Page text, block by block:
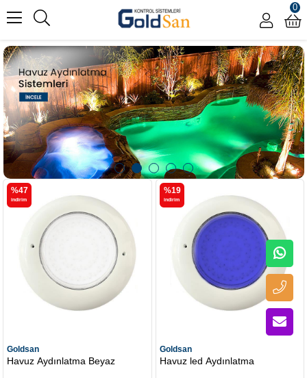
0
Goldsan
Havuz Aydınlatma Beyaz
%47
i̇ndirim
Goldsan
Havuz led Aydınlatma
%19
i̇ndirim